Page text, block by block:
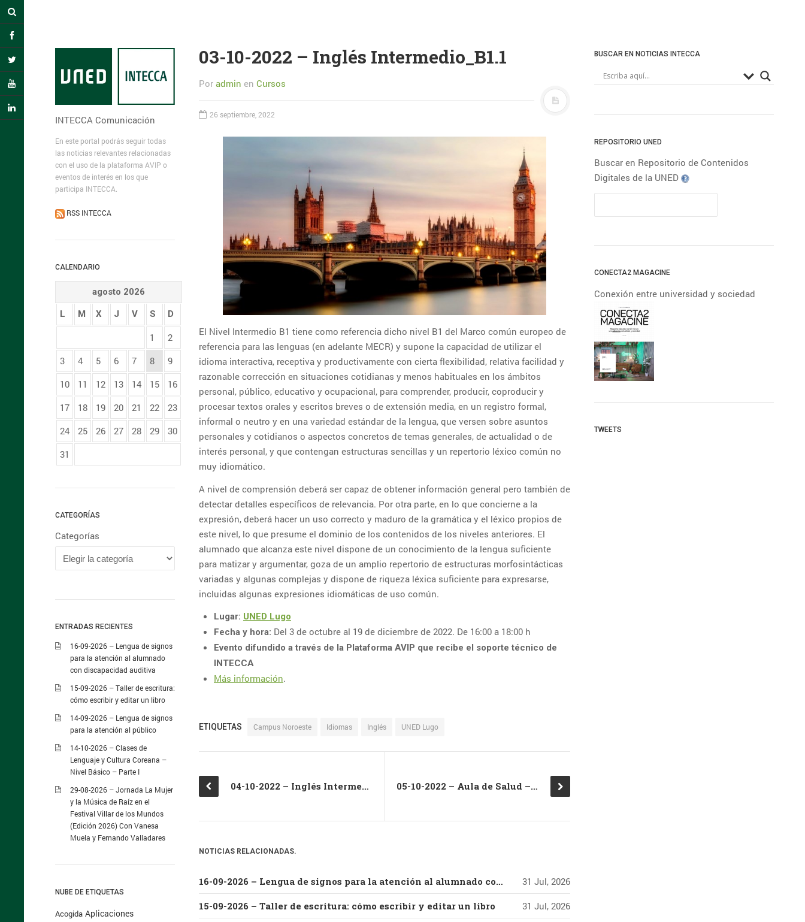
INTECCA Comunicación
En este portal podrás seguir todas
las noticias relevantes relacionadas
con el uso de la plataforma AVIP o
eventos de interés en los que
participa INTECCA.
RSS INTECCA
CALENDARIO
agosto 2026
L M X J V S D
1
2
3
4 5 6 7 8
9
10
11 12 13 14 15
16
17
18 19 20 21 22
23
24
25 26 27 28 29
30
31
CATEGORÍAS
Categorías
ENTRADAS RECIENTES
16-09-2026 – Lengua de signos
para la atención al alumnado
con discapacidad auditiva
15-09-2026 – Taller de escritura:
cómo escribir y editar un libro
14-09-2026 – Lengua de signos
para la atención al público
14-10-2026 – Clases de
Lenguaje y Cultura Coreana –
Nivel Básico – Parte I
29-08-2026 – Jornada La Mujer
y la Música de Raíz en el
Festival Villar de los Mundos
(Edición 2026) Con Vanesa
Muela y Fernando Valladares
NUBE DE ETIQUETAS
Acogida Aplicaciones
03-10-2022 – Inglés Intermedio_B1.1
Por admin en Cursos
26 septiembre, 2022
El Nivel Intermedio B1 tiene como referencia dicho nivel B1 del Marco común europeo de
referencia para las lenguas (en adelante MECR) y supone la capacidad de utilizar el
idioma interactiva, receptiva y productivamente con cierta flexibilidad, relativa facilidad y
razonable corrección en situaciones cotidianas y menos habituales en los ámbitos
personal, público, educativo y ocupacional, para comprender, producir, coproducir y
procesar textos orales y escritos breves o de extensión media, en un registro formal,
informal o neutro y en una variedad estándar de la lengua, que versen sobre asuntos
personales y cotidianos o aspectos concretos de temas generales, de actualidad o de
interés personal, y que contengan estructuras sencillas y un repertorio léxico común no
muy idiomático.
A nivel de comprensión deberá ser capaz de obtener información general pero también de
detectar detalles específicos de relevancia. Por otra parte, en lo que concierne a la
expresión, deberá hacer un uso correcto y maduro de la gramática y el léxico propios de
este nivel, lo que presume el dominio de los contenidos de los niveles anteriores. El
alumnado que alcanza este nivel dispone de un conocimiento de la lengua suficiente
para matizar y argumentar, goza de un amplio repertorio de estructuras morfosintácticas
variadas y algunas complejas y dispone de riqueza léxica suficiente para expresarse,
incluidas algunas expresiones idiomáticas de uso común.
Lugar: UNED Lugo
Fecha y hora: Del 3 de octubre al 19 de diciembre de 2022. De 16:00 a 18:00 h
Evento difundido a través de la Plataforma AVIP que recibe el soporte técnico de
INTECCA
Más información.
ETIQUETAS Campus Noroeste Idiomas Inglés UNED Lugo
04-10-2022 – Inglés Intermedio_B2.1 05-10-2022 – Aula de Salud – Saber Vivir I
NOTICIAS RELACIONADAS.
16-09-2026 – Lengua de signos para la atención al alumnado con discapacidad auditiva 31 Jul, 2026
15-09-2026 – Taller de escritura: cómo escribir y editar un libro 31 Jul, 2026
BUSCAR EN NOTICIAS INTECCA
REPOSITORIO UNED
Buscar en Repositorio de Contenidos
Digitales de la UNED
CONECTA2 MAGACINE
Conexión entre universidad y sociedad
TWEETS